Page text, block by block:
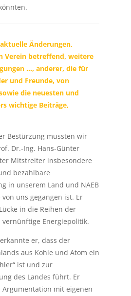
Änderungen,
Verein betreffend, weitere
…, anderer, die für
und Freunde, von
die neuesten und
wichtige Beiträge,
Bestürzung mussten wir
Dr.-Ing. Hans-Günter
Mitstreiter insbesondere
bezahlbare
in unserem Land und NAEB
von uns gegangen ist. Er
in die Reihen der
Energiepolitik.
er, dass der
aus Kohle und Atom ein
ist und zur
des Landes führt. Er
mit eigenen